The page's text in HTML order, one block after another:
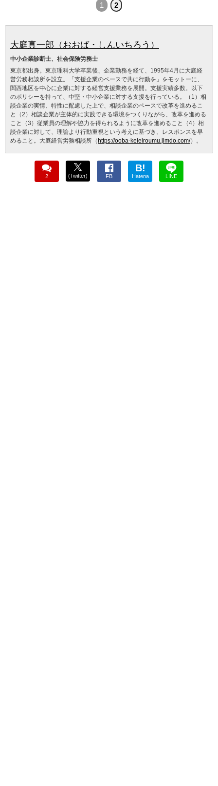
1 2
大庭真一郎（おおば・しんいちろう）
中小企業診断士、社会保険労務士
東京都出身。東京理科大学卒業後、企業勤務を経て、1995年4月に大庭経
営労務相談所を設立。「支援企業のペースで共に行動を」をモットーに、
関西地区を中心に企業に対する経営支援業務を展開。支援実績多数。以下
のポリシーを持って、中堅・中小企業に対する支援を行っている。（1）相
談企業の実情、特性に配慮した上で、相談企業のペースで改革を進めるこ
と（2）相談企業が主体的に実践できる環境をつくりながら、改革を進める
こと（3）従業員の理解や協力を得られるように改革を進めること（4）相
談企業に対して、理論より行動重視という考えに基づき、レスポンスを早
めること。大庭経営労務相談所（https://ooba-keieiroumu.jimdo.com/）。
2 (Twitter) FB
B!
Hatena LINE